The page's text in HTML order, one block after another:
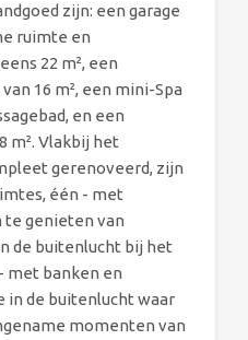
zijn: een garage
ruimte en
22 m², een
16 m², een mini-Spa
en een
m². Vlakbij het
gerenoveerd, zijn
één - met
te genieten van
de buitenlucht bij het
met banken en
in de buitenlucht waar
momenten van